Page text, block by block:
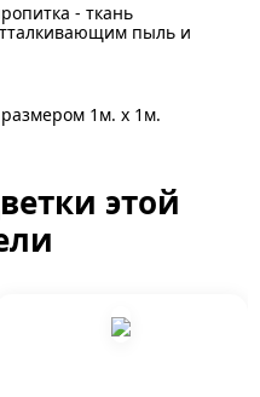
- ткань
пыль и
1м. x 1м.
этой